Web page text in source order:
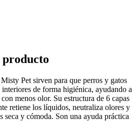
Pet sirven para que perros y gatos
interiores de forma higiénica, ayudando a
menos olor. Su estructura de 6 capas
retiene los líquidos, neutraliza olores y
seca y cómoda. Son una ayuda práctica